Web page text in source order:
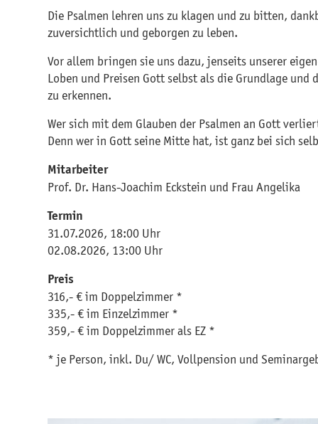
Die Psalmen lehren uns zu klagen und zu bitten,
zuversichtlich und geborgen zu leben.
Vor allem bringen sie uns dazu, jenseits unserer
Loben und Preisen Gott selbst als die Grundlage und
zu erkennen.
Wer sich mit dem Glauben der Psalmen an Gott
Denn wer in Gott seine Mitte hat, ist ganz bei sich
Mitarbeiter
Prof. Dr. Hans-Joachim Eckstein und Frau Angelika
Termin
31.07.2026, 18:00 Uhr
02.08.2026, 13:00 Uhr
Preis
316,- € im Doppelzimmer *
335,- € im Einzelzimmer *
359,- € im Doppelzimmer als EZ *
* je Person, inkl. Du/ WC, Vollpension und